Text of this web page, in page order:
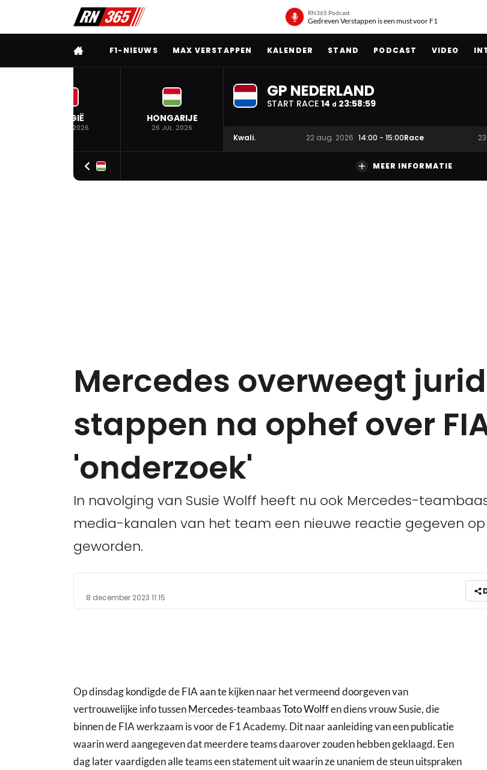
RN365 Podcast
Gedreven Verstappen is een must voor F1
VOLLEDIG MENU
F1-NIEUWS MAX VERSTAPPEN KALENDER STAND PODCAST VIDEO
BELGIË
19 JUL. 2026
HONGARIJE
26 JUL. 2026
GP NEDERLAND
START RACE 14 d 23:58:59
Kwali. 22 aug. 2026 14:00 - 15:00Race
MEER INFORMATIE
Mercedes overweegt
stappen na ophef over
'onderzoek'
In navolging van Susie Wolff heeft nu ook Mercedes-
media-kanalen van het team een nieuwe reactie gegeven
geworden.
8 december 2023 11:15
Op dinsdag kondigde de FIA aan te kijken naar het vermeend doorgeven van
vertrouwelijke info tussenMercedes-teambaasToto Wolffen diens vrouw Susie, die
binnen de FIA werkzaam is voor de F1 Academy. Dit naar aanleiding van een publicatie
waarin werd aangegeven dat meerdere teams daarover zouden hebben geklaagd. Een
dag later vaardigden alle teams een statement uit waarin ze unaniem de steun uitspraken